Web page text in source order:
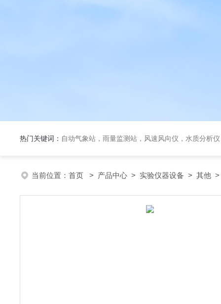
热门关键词： 自动气象站，雨量监测站，风速风向仪，水质分析
当前位置： 首页 > 产品中心 > 实验仪器设备 > 其他 >